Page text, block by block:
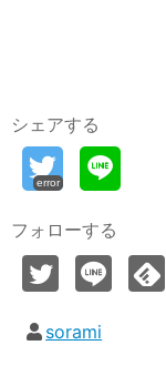
シェアする
error
フォローする
sorami